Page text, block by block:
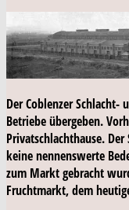
Der Coblenzer Schlacht-
Betriebe übergeben.
Privatschlachthause.
keine nennenswerte
zum Markt gebracht
Fruchtmarkt, dem